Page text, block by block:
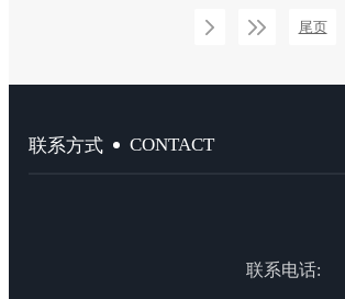
尾页
联系方式 CONTACT
联系电话: